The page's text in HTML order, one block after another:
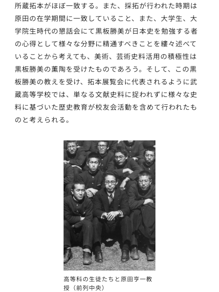
所蔵拓本がほぼ一致する。また、採拓が行われた時期は
原田の在学期間に一致していること、また、大学生、大
学院生時代の懇話会にて黒板勝美が日本史を勉強する者
の心得として様々な分野に精通すべきことを縷々述べて
いることから考えても、美術、芸術史料活用の積極性は
黒板勝美の薫陶を受けたものであろう。そして、この黒
板勝美の教えを受け、拓本展覧会に代表されるように武
蔵高等学校では、単なる文献史料に捉われずに様々な史
料に基づいた歴史教育が校友会活動を含めて行われたも
のと考えられる。
高等科の生徒たちと原田亨一教
授（前列中央）